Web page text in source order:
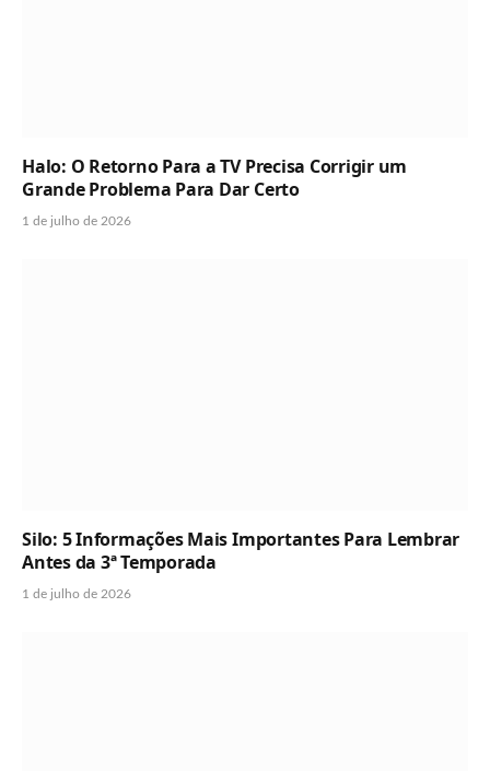
Halo: O Retorno Para a TV Precisa Corrigir um
Grande Problema Para Dar Certo
1 de julho de 2026
Silo: 5 Informações Mais Importantes Para Lembrar
Antes da 3ª Temporada
1 de julho de 2026